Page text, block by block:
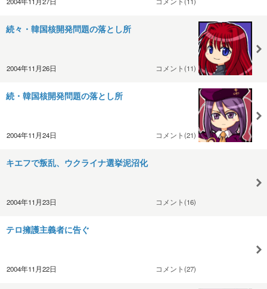
続々・韓国核開発問題の落とし所
2004年11月26日 コメント(11)
続・韓国核開発問題の落とし所
2004年11月24日 コメント(21)
キエフで叛乱、ウクライナ選挙泥沼化
2004年11月23日 コメント(16)
テロ擁護主義者に告ぐ
2004年11月22日 コメント(27)